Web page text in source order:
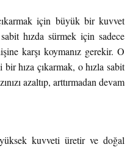
için büyük bir kuvvet
hızda sürmek için sadece
karşı koymanız gerekir. O
hıza çıkarmak, o hızla sabit
azaltıp, arttırmadan devam
kuvveti üretir ve doğal